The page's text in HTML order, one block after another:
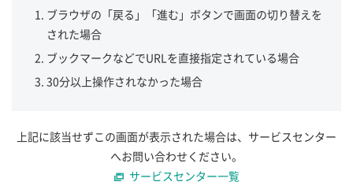
ブラウザの「戻る」「進む」ボタンで画面の切り替えを
された場合
ブックマークなどでURLを直接指定されている場合
30分以上操作されなかった場合
上記に該当せずこの画面が表示された場合は、サービスセンター
へお問い合わせください。
サービスセンター一覧